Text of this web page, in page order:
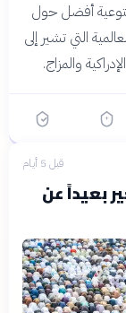
لتوعية أفضل حول
التي تشير إلى
والمزاج.
قبل 5 أيام
بعيداً عن